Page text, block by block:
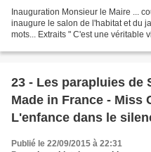
Inauguration Monsieur le Maire ...
inaugure le salon de l'habitat et du
mots... Extraits " C'est une véritable
23 - Les parapluies de
Made in France - Miss
L'enfance dans le
lycée Bellevue -
Publié le 22/09/2015 à 22:31